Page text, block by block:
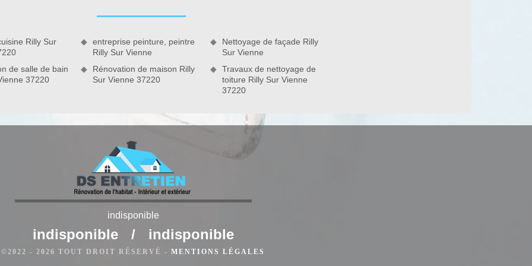
est un atout qui permet de préserver la tenue de la
outils et des produits efficaces, DS Entretien 37 peut
de façade sur Rilly Sur Vienne. Puisqu’il existe divers
choix pour les produits hydrofuges ou anti-mousse à
Rilly Sur
de salle de bain
37220
entreprise peinture, peintre
Rilly Sur Vienne
Rénovation de maison Rilly
Sur Vienne 37220
Nettoyage de façade Rilly
Sur Vienne
Travaux de nettoyage de
toiture Rilly Sur Vienne
indisponible
indisponible / indisponible
©2022 - 2026 TOUT DROIT RÉSERVÉ - MENTIONS LÉGALES